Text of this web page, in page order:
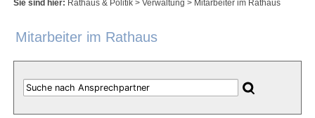
Sie sind hier: Rathaus & Politik >Verwaltung > Mitarbeiter im Rathaus
Mitarbeiter im Rathaus